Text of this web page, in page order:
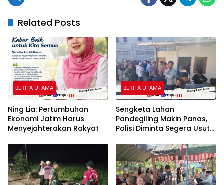
Related Posts
BERITA UTAMA
Ning Lia: Pertumbuhan
Ekonomi Jatim Harus
Menyejahterakan Rakyat
BERITA UTAMA
Sengketa Lahan
Pandegiling Makin Panas,
Polisi Diminta Segera Usut
Kegaduhan Di Surabaya